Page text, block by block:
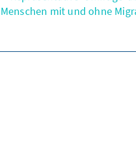
Menschen mit und ohne